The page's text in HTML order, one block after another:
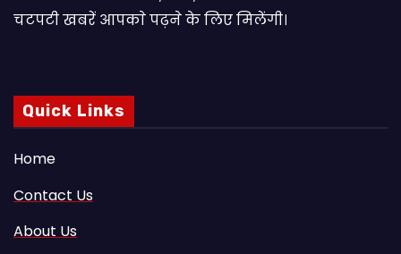
चटपटी खबरें आपकाे पढ़ने के लिए मिलेंगी।
Quick Links
Home
Contact Us
About Us